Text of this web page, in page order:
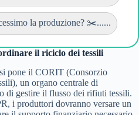
la produzione? ✂️......
il riciclo dei tessili
pone il CORIT (Consorzio
un organo centrale di
di gestire il flusso dei rifiuti tessili.
i produttori dovranno versare un